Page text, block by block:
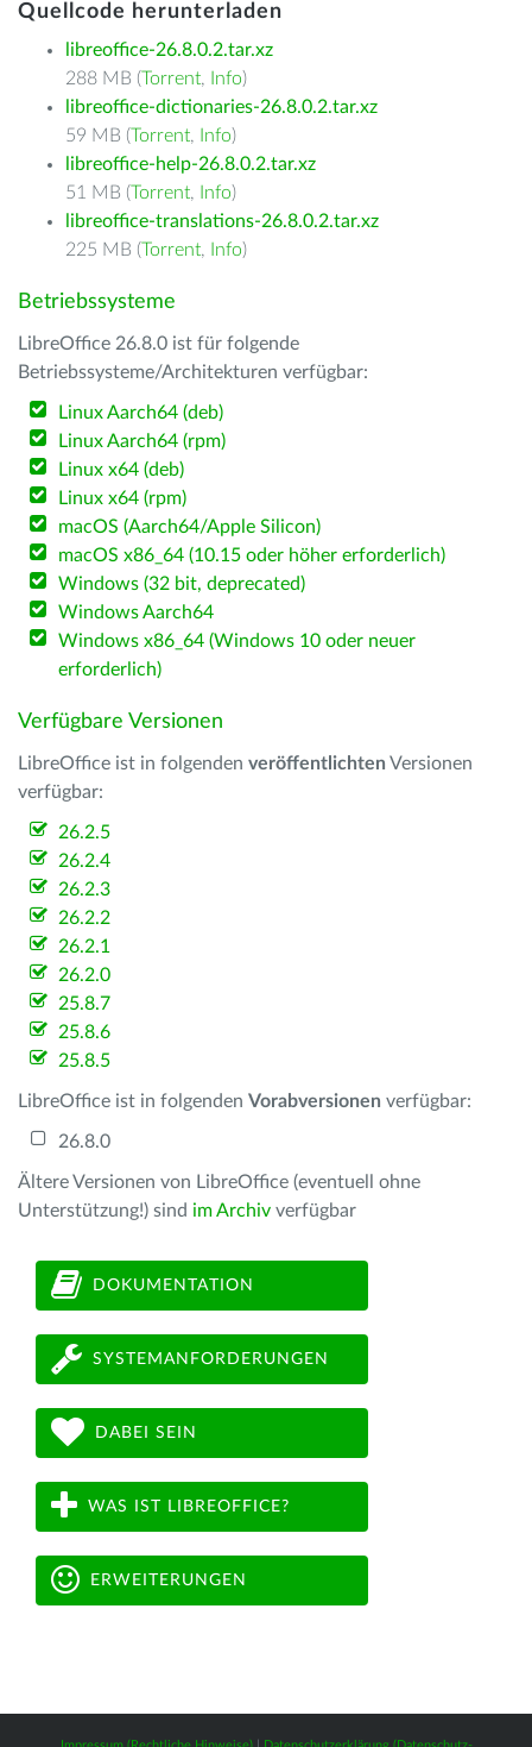
Quellcode herunterladen
libreoffice-26.8.0.2.tar.xz
288 MB (Torrent, Info)
libreoffice-dictionaries-26.8.0.2.tar.xz
59 MB (Torrent, Info)
libreoffice-help-26.8.0.2.tar.xz
51 MB (Torrent, Info)
libreoffice-translations-26.8.0.2.tar.xz
225 MB (Torrent, Info)
Betriebssysteme
LibreOffice 26.8.0 ist für folgende
Betriebssysteme/Architekturen verfügbar:
Linux Aarch64 (deb)
Linux Aarch64 (rpm)
Linux x64 (deb)
Linux x64 (rpm)
macOS (Aarch64/Apple Silicon)
macOS x86_64 (10.15 oder höher erforderlich)
Windows (32 bit, deprecated)
Windows Aarch64
Windows x86_64 (Windows 10 oder neuer
erforderlich)
Verfügbare Versionen
LibreOffice ist in folgenden veröffentlichten Versionen
verfügbar:
26.2.5
26.2.4
26.2.3
26.2.2
26.2.1
26.2.0
25.8.7
25.8.6
25.8.5
LibreOffice ist in folgenden Vorabversionen verfügbar:
26.8.0
Ältere Versionen von LibreOffice (eventuell ohne
Unterstützung!) sind im Archiv verfügbar
DOKUMENTATION
SYSTEMANFORDERUNGEN
DABEI SEIN
WAS IST LIBREOFFICE?
ERWEITERUNGEN